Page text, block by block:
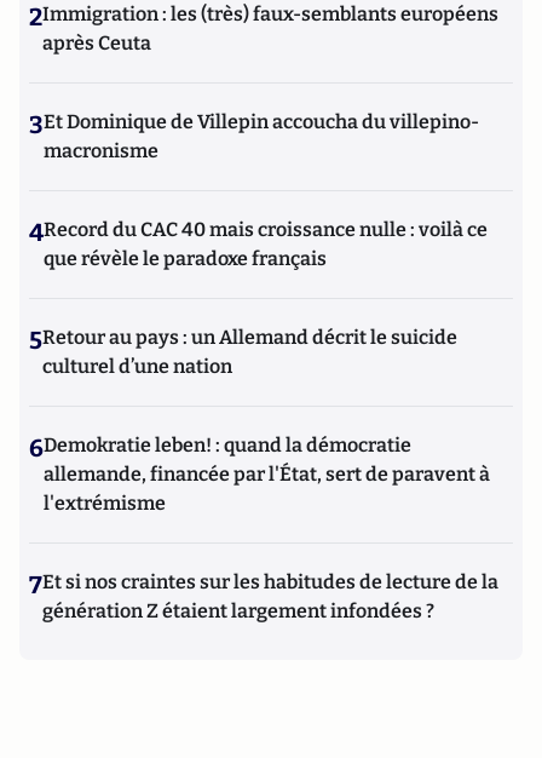
2Immigration : les (très) faux-semblants européens
après Ceuta
3Et Dominique de Villepin accoucha du villepino-
macronisme
4Record du CAC 40 mais croissance nulle : voilà ce
que révèle le paradoxe français
5Retour au pays : un Allemand décrit le suicide
culturel d’une nation
6Demokratie leben! : quand la démocratie
allemande, financée par l'État, sert de paravent à
l'extrémisme
7Et si nos craintes sur les habitudes de lecture de la
génération Z étaient largement infondées ?